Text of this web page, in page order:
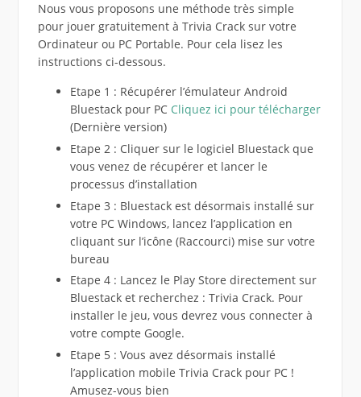
Nous vous proposons une méthode très simple
pour jouer gratuitement à Trivia Crack sur votre
Ordinateur ou PC Portable. Pour cela lisez les
instructions ci-dessous.
Etape 1 : Récupérer l’émulateur Android
Bluestack pour PC Cliquez ici pour télécharger
(Dernière version)
Etape 2 : Cliquer sur le logiciel Bluestack que
vous venez de récupérer et lancer le
processus d’installation
Etape 3 : Bluestack est désormais installé sur
votre PC Windows, lancez l’application en
cliquant sur l’icône (Raccourci) mise sur votre
bureau
Etape 4 : Lancez le Play Store directement sur
Bluestack et recherchez : Trivia Crack. Pour
installer le jeu, vous devrez vous connecter à
votre compte Google.
Etape 5 : Vous avez désormais installé
l’application mobile Trivia Crack pour PC !
Amusez-vous bien